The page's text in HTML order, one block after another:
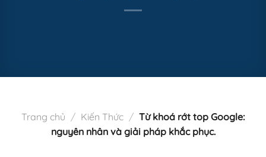
Trang chủ / Kiến Thức / Từ khoá rớt top Google:
nguyên nhân và giải pháp khắc phục.